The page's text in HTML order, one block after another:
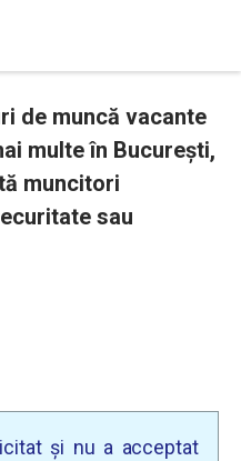
de muncă vacante
multe în Bucureşti,
muncitori
sau
și nu a acceptat